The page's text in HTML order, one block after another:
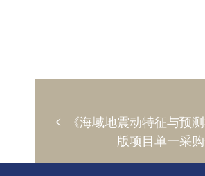
<
《海域地震动特征与预
版项目单一采